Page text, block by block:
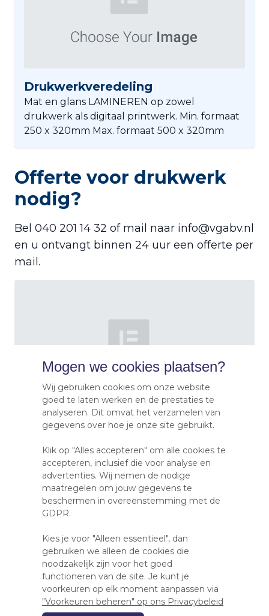
Drukwerkveredeling
Mat en glans LAMINEREN op zowel
drukwerk als digitaal printwerk. Min. formaat
250 x 320mm Max. formaat 500 x 320mm
Offerte voor drukwerk
nodig?
Bel 040 201 14 32 of mail naar info@vgabv.nl
en u ontvangt binnen 24 uur een offerte per
mail.
Offerte voor
drukwerk nodig?
Bel 040 201 14 32 of mail
naar info@vgabv.nl en u
ontvangt binnen 24 uur
een offerte per mail
Mogen we cookies plaatsen?
Wij gebruiken cookies om onze website
goed te laten werken en de prestaties te
analyseren. Dit omvat het verzamelen van
gegevens over hoe je onze site gebruikt.
Klik op "Alles accepteren" om alle cookies te
accepteren, inclusief die voor analyse en
advertenties. Wij nemen de nodige
maatregelen om jouw gegevens te
beschermen in overeenstemming met de
GDPR.
Kies je voor "Alleen essentieel", dan
gebruiken we alleen de cookies die
noodzakelijk zijn voor het goed
functioneren van de site. Je kunt je
voorkeuren op elk moment aanpassen via
"Voorkeuren beheren" op ons Privacybeleid